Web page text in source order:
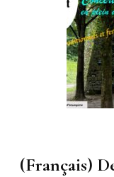
(Français)